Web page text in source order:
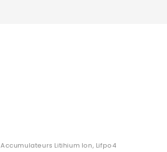
Accumulateurs Litihium Ion, Lifpo4